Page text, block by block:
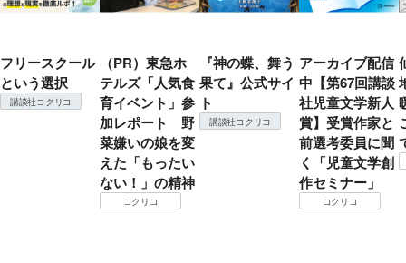
フリースクール
という選択
講談社コクリコ
（PR）東急ホ
テルズ「人気食
育イベント」参
加レポート 野
菜嫌いの娘を変
えた「もったい
ない！」の精神
コクリコ
『神の蝶、舞う
果て』公式サイ
ト
講談社コクリコ
アーカイブ配信
中【第67回講談
社児童文学新人
賞】受賞作家と
前選考委員に聞
く「児童文学創
作セミナー」
コクリコ